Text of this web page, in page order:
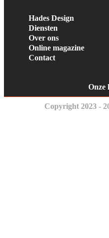
Hades Design
Diensten
Over ons
Online magazine
Contact
Onze
Copyright 2023 -